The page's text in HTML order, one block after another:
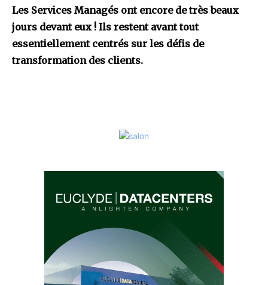
Les Services Managés ont encore de très beaux
jours devant eux ! Ils restent avant tout
essentiellement centrés sur les défis de
transformation des clients.